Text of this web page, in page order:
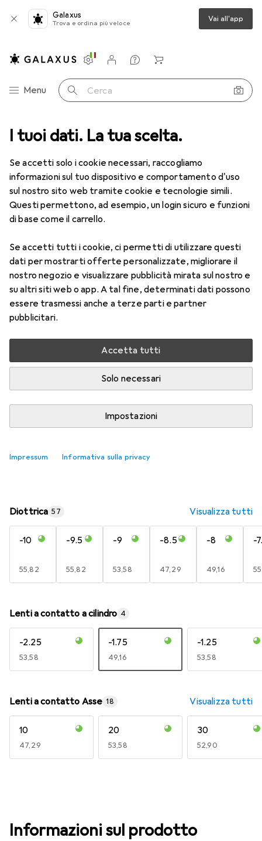
I tuoi dati. La tua scelta.
Se accetti solo i cookie necessari, raccogliamo
informazioni sul tuo dispositivo e comportamento d'uso
sul nostro sito web tramite cookie e tecnologie simili.
Questi permettono, ad esempio, un login sicuro e funzioni
di base come il carrello.
Se accetti tutti i cookie, ci permetti di utilizzare questi
dati per mostrarti offerte personalizzate, migliorare il
nostro negozio e visualizzare pubblicità mirata sul nostro e
su altri siti web o app. A tal fine, determinati dati possono
essere trasmessi anche a terze parti e partner
pubblicitari.
Accetta tutti
Solo necessari
Impostazioni
Impressum Informativa sulla privacy
Galaxus
Trova e ordina più veloce Vai all'app
Categoria Navigazione
Menu Cerca
Impostazioni
Conto cliente
Liste di confronto
Liste dei desideri
Carrello
Lenti a contatto Air Optix più HydraGlyde per l'astigmatismo
1 Immagine
Air Optix più HydraGlyde per
-3, Obiettivo mensile, 6 pz., Torico
Prezzo in EUR IVA incl.
EUR
49,16 EUR
8,20/1pz.
Consegna tra lun, 17/8 e mer, 19/8
Più di 10 pezzi in stock presso il fornitore
Aggiungi al carrello
Diottrica 57 Visualizza tutti
-10
EUR
55,82
-9.5
EUR
55,82
-9
EUR
53,58
-8.5
EUR
47,29
-8
EUR
49,16
-
Lenti a contatto a cilindro 4
-2.25
EUR
53,58
-1.75
EUR
49,16
-1.25
EUR
53,58
Lenti a contatto Asse 18 Visualizza tutti
10
EUR
47,29
20
EUR
53,58
30
EUR
52,90
Informazioni sul prodotto